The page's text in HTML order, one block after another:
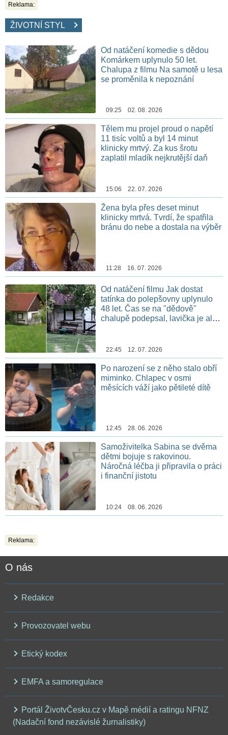
Reklama:
ŽIVOTNÍ STYL
Od natáčení komedie s dědou
Komárkem uplynulo 50 let.
Chalupa z filmu Na samotě u lesa
se proměnila k nepoznání
09:25 02. 08. 2026
Tělem mu projel proud o napětí
11 tisíc voltů a byl 14 minut
klinicky mrtvý. Za kus šrotu
zaplatil mladík nejkrutější daň
15:06 22. 07. 2026
Žena byla přes deset minut
klinicky mrtvá. Tvrdí, že spatřila
bránu do nebe a dostala na výběr
11:28 16. 07. 2026
Od natáčení filmu Jak dostat
tatínka do polepšovny uplynulo
48 let. Čas se na "dědově"
chalupě podepsal, lavička je ale
22:45 12. 07. 2026
Po narození se z něho stalo obří
miminko. Chlapec v osmi
měsících váží jako pětileté dítě
12:45 28. 06. 2026
Samoživitelka Sabina se dvěma
dětmi bojuje s rakovinou.
Náročná léčba ji připravila o práci
i finanční jistotu
10:24 08. 06. 2026
Reklama:
O nás
Redakce
Provozovatel webu
Etický kodex
EMFA a samoregulace
Portál ŽivotvČesku.cz v Mapě médií a ratingu NFNZ
(Nadační fond nezávislé žurnalistiky)